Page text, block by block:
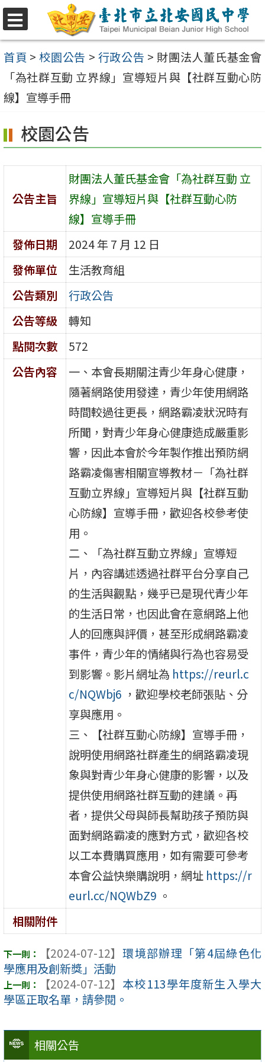
選
單
跳
至
主
內
區
首頁 > 校園公告 > 行政公告 > 財團法人董氏基金會
「為社群互動 立界線」宣導短片與【社群互動心防
線】宣導手冊
相關公告
校園公告
公告主旨
財團法人董氏基金會「為社群互動 立
界線」宣導短片與【社群互動心防
線】宣導手冊
發佈日期
2024 年 7 月 12 日
發佈單位
生活教育組
公告類別
行政公告
公告等級
轉知
點閱次數
572
公告內容
一、本會長期關注青少年身心健康，
隨著網路使用發達，青少年使用網路
時間較過往更長，網路霸凌狀況時有
所聞，對青少年身心健康造成嚴重影
響，因此本會於今年製作推出預防網
路霸凌傷害相關宣導教材－「為社群
互動立界線」宣導短片與【社群互動
心防線】宣導手冊，歡迎各校參考使
用。
二、「為社群互動立界線」宣導短
片，內容講述透過社群平台分享自己
的生活與觀點，幾乎已是現代青少年
的生活日常，也因此會在意網路上他
人的回應與評價，甚至形成網路霸凌
事件，青少年的情緒與行為也容易受
到影響。影片網址為 https://reurl.c
c/NQWbj6 ，歡迎學校老師張貼、分
享與應用。
三、【社群互動心防線】宣導手冊，
說明使用網路社群產生的網路霸凌現
象與對青少年身心健康的影響，以及
提供使用網路社群互動的建議。再
者，提供父母與師長幫助孩子預防與
面對網路霸凌的應對方式，歡迎各校
以工本費購買應用，如有需要可參考
本會公益快樂購說明，網址 https://r
eurl.cc/NQWbZ9 。
相關附件
【2024-07-12】 環境部辦理「第4屆綠色化
學應用及創新獎」活動
【2024-07-12】 本校113學年度新生入學大
學區正取名單，請參閱。